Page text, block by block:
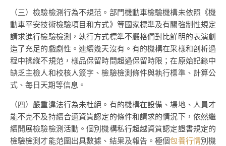
（三）檢驗檢測行為不規范。部門機動車檢驗機構未依照《機
動車平安技術檢驗項目和方式》等國家標準及有關強制性規定
請求進行檢驗檢測，執行方式標準不嚴格們對比鮮明的表演創
造了充足的戲劇性。連續幾天沒有。有的機構在采樣和剖析過
程中操縱不規范，樣品保留時間超過保留時限；在原始記錄中
缺乏主檢人和校核人簽字、檢驗檢測條件與執行標準、計算公
式、每日天期等信息。
（四）嚴重違法行為未杜絕。有的機構在設備、場地、人員才
能不克不及持續合適資質認定的條件和請求的情況下，依然繼
續開展檢驗檢測活動。個別機構私行超越資質認定證書規定的
檢驗檢測才能范圍出具數據、結果及報告。極個包養行情別機